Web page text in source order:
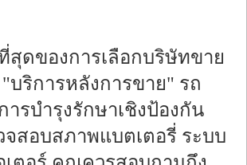
สุดของการเลือกบริษัทขาย
บริการหลังการขาย" รถ
รบำรุงรักษาเชิงป้องกัน
จสอบสภาพแบตเตอรี่ ระบบ